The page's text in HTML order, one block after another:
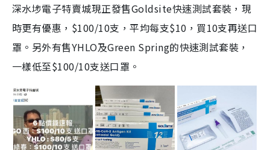
深水埗電子特賣城現正發售Goldsite快速測試套裝，現
時更有優惠，$100/10支，平均每支$10，買10支再送口
罩。另外有售YHLO及Green Spring的快速測試套裝，
一樣低至$100/10支送口罩。